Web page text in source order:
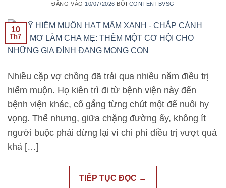
ĐĂNG VÀO 10/07/2026 BỞI CONTENTBVSG
10
Th7
Nhiều cặp vợ chồng đã trải qua nhiều năm điều trị
hiếm muộn. Họ kiên trì đi từ bệnh viện này đến
bệnh viện khác, cố gắng từng chút một để nuôi hy
vọng. Thế nhưng, giữa chặng đường ấy, không ít
người buộc phải dừng lại vì chi phí điều trị vượt quá
khả […]
TIẾP TỤC ĐỌC →